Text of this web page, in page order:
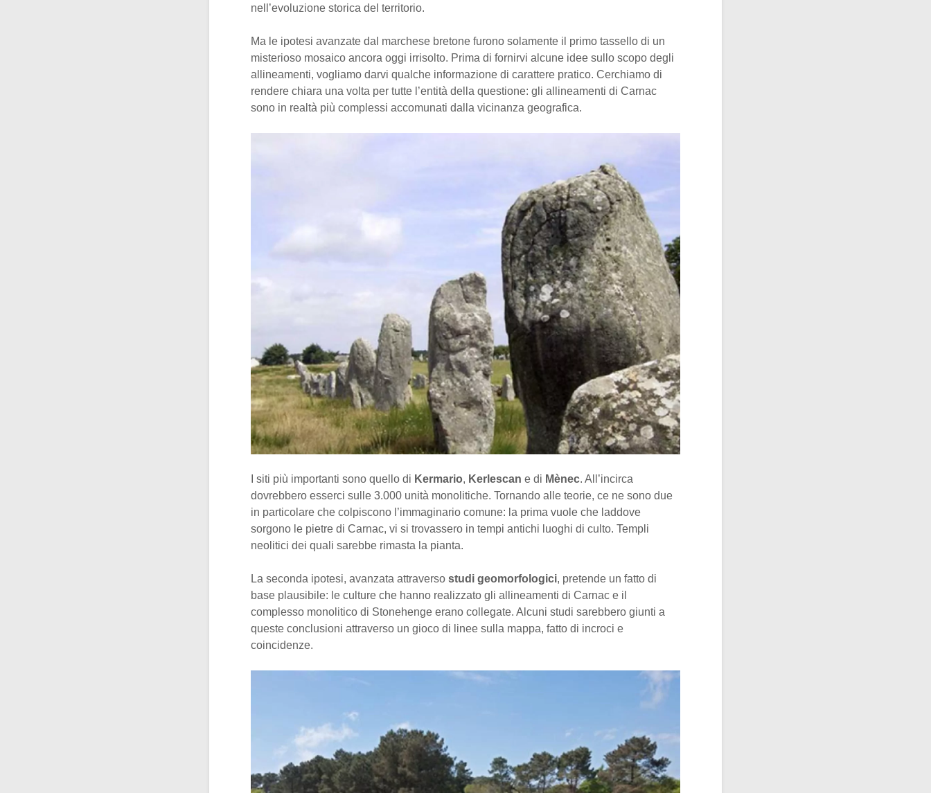
nell’evoluzione storica del territorio.
Ma le ipotesi avanzate dal marchese bretone furono solamente il primo tassello di un
misterioso mosaico ancora oggi irrisolto. Prima di fornirvi alcune idee sullo scopo degli
allineamenti, vogliamo darvi qualche informazione di carattere pratico. Cerchiamo di
rendere chiara una volta per tutte l’entità della questione: gli allineamenti di Carnac
sono in realtà più complessi accomunati dalla vicinanza geografica.
I siti più importanti sono quello di Kermario, Kerlescan e di Mènec. All’incirca
dovrebbero esserci sulle 3.000 unità monolitiche. Tornando alle teorie, ce ne sono due
in particolare che colpiscono l’immaginario comune: la prima vuole che laddove
sorgono le pietre di Carnac, vi si trovassero in tempi antichi luoghi di culto. Templi
neolitici dei quali sarebbe rimasta la pianta.
La seconda ipotesi, avanzata attraverso studi geomorfologici, pretende un fatto di
base plausibile: le culture che hanno realizzato gli allineamenti di Carnac e il
complesso monolitico di Stonehenge erano collegate. Alcuni studi sarebbero giunti a
queste conclusioni attraverso un gioco di linee sulla mappa, fatto di incroci e
coincidenze.